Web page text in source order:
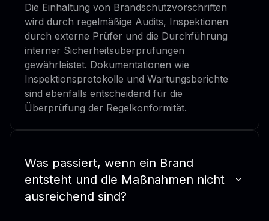
Die Einhaltung von Brandschutzvorschriften
wird durch regelmäßige Audits, Inspektionen
durch externe Prüfer und die Durchführung
interner Sicherheitsüberprüfungen
gewährleistet. Dokumentationen wie
Inspektionsprotokolle und Wartungsberichte
sind ebenfalls entscheidend für die
Überprüfung der Regelkonformität.
Was passiert, wenn ein Brand
entsteht und die Maßnahmen nicht
ausreichend sind?